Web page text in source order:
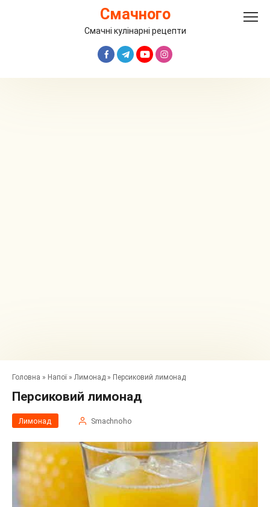
Смачного
Смачні кулінарні рецепти
Головна » Напої» Лимонад » Персиковий лимонад
Персиковий лимонад
Лимонад Smachnoho